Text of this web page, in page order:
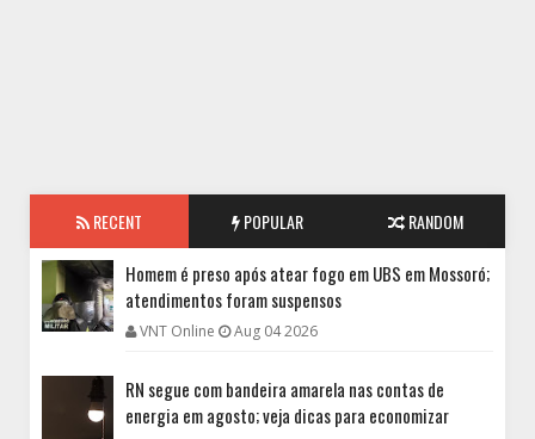
RECENT POPULAR RANDOM
Homem é preso após atear fogo em UBS em Mossoró;
atendimentos foram suspensos
VNT Online Aug 04 2026
RN segue com bandeira amarela nas contas de
energia em agosto; veja dicas para economizar